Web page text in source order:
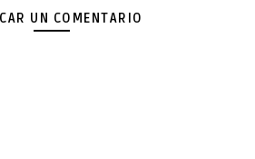
UN COMENTARIO